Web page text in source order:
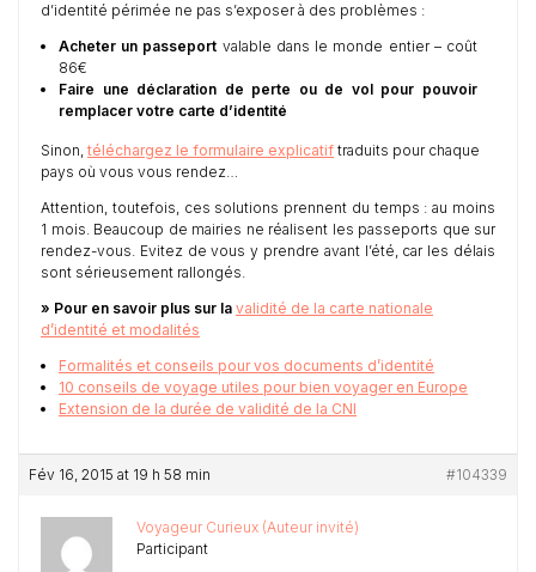
d’identité périmée ne pas s’exposer à des problèmes :
Acheter un passeport valable dans le monde entier – coût
86€
Faire une déclaration de perte ou de vol pour pouvoir
remplacer votre carte d’identité
Sinon, téléchargez le formulaire explicatif traduits pour chaque
pays où vous vous rendez…
Attention, toutefois, ces solutions prennent du temps : au moins
1 mois. Beaucoup de mairies ne réalisent les passeports que sur
rendez-vous. Evitez de vous y prendre avant l’été, car les délais
sont sérieusement rallongés.
» Pour en savoir plus sur la validité de la carte nationale
d’identité et modalités
Formalités et conseils pour vos documents d’identité
10 conseils de voyage utiles pour bien voyager en Europe
Extension de la durée de validité de la CNI
Fév 16, 2015 at 19 h 58 min #104339
Voyageur Curieux (Auteur invité)
Participant